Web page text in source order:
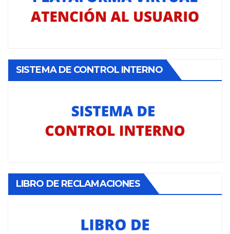
SISTEMA DE CONTROL INTERNO
LIBRO DE RECLAMACIONES